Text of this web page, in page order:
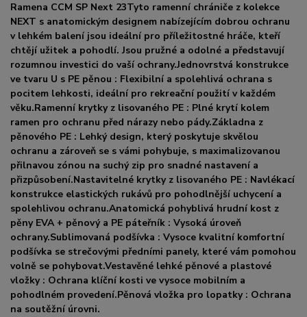
Ramena CCM SP Next 23Tyto ramenní chrániče z kolekce
NEXT s anatomickým designem nabízejícím dobrou ochranu
v lehkém balení jsou ideální pro příležitostné hráče, kteří
chtějí užitek a pohodlí. Jsou pružné a odolné a představují
rozumnou investici do vaší ochrany.Jednovrstvá konstrukce
ve tvaru U s PE pěnou : Flexibilní a spolehlivá ochrana s
pocitem lehkosti, ideální pro rekreační použití v každém
věku.Ramenní krytky z lisovaného PE : Plné krytí kolem
ramen pro ochranu před nárazy nebo pády.Základna z
pěnového PE : Lehký design, který poskytuje skvělou
ochranu a zároveň se s vámi pohybuje, s maximalizovanou
přilnavou zónou na suchý zip pro snadné nastavení a
přizpůsobení.Nastavitelné krytky z lisovaného PE : Navlékací
konstrukce elastických rukávů pro pohodlnější uchycení a
spolehlivou ochranu.Anatomická pohyblivá hrudní kost z
pěny EVA + pěnový a PE páteřník : Vysoká úroveň
ochrany.Sublimovaná podšívka : Vysoce kvalitní komfortní
podšívka se strečovými předními panely, které vám pomohou
volně se pohybovat.Vestavěné lehké pěnové a plastové
vložky : Ochrana klíční kosti ve vysoce mobilním a
pohodlném provedení.Pěnová vložka pro lopatky : Ochrana
na soutěžní úrovni.